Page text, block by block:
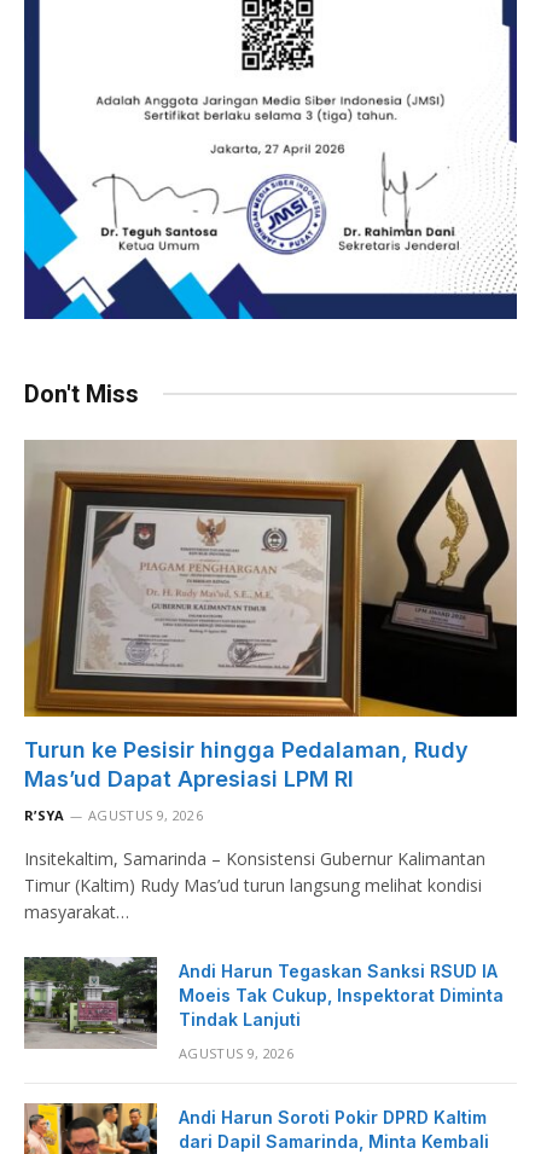
Don't Miss
Turun ke Pesisir hingga Pedalaman, Rudy
Mas’ud Dapat Apresiasi LPM RI
R’SYA AGUSTUS 9, 2026
Insitekaltim, Samarinda – Konsistensi Gubernur Kalimantan
Timur (Kaltim) Rudy Mas’ud turun langsung melihat kondisi
masyarakat…
Andi Harun Tegaskan Sanksi RSUD IA
Moeis Tak Cukup, Inspektorat Diminta
Tindak Lanjuti
AGUSTUS 9, 2026
Andi Harun Soroti Pokir DPRD Kaltim
dari Dapil Samarinda, Minta Kembali